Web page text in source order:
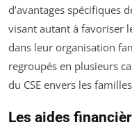
d’avantages spécifiques
visant autant à favoriser
dans leur organisation
regroupés en plusieurs
du CSE envers les
Les aides